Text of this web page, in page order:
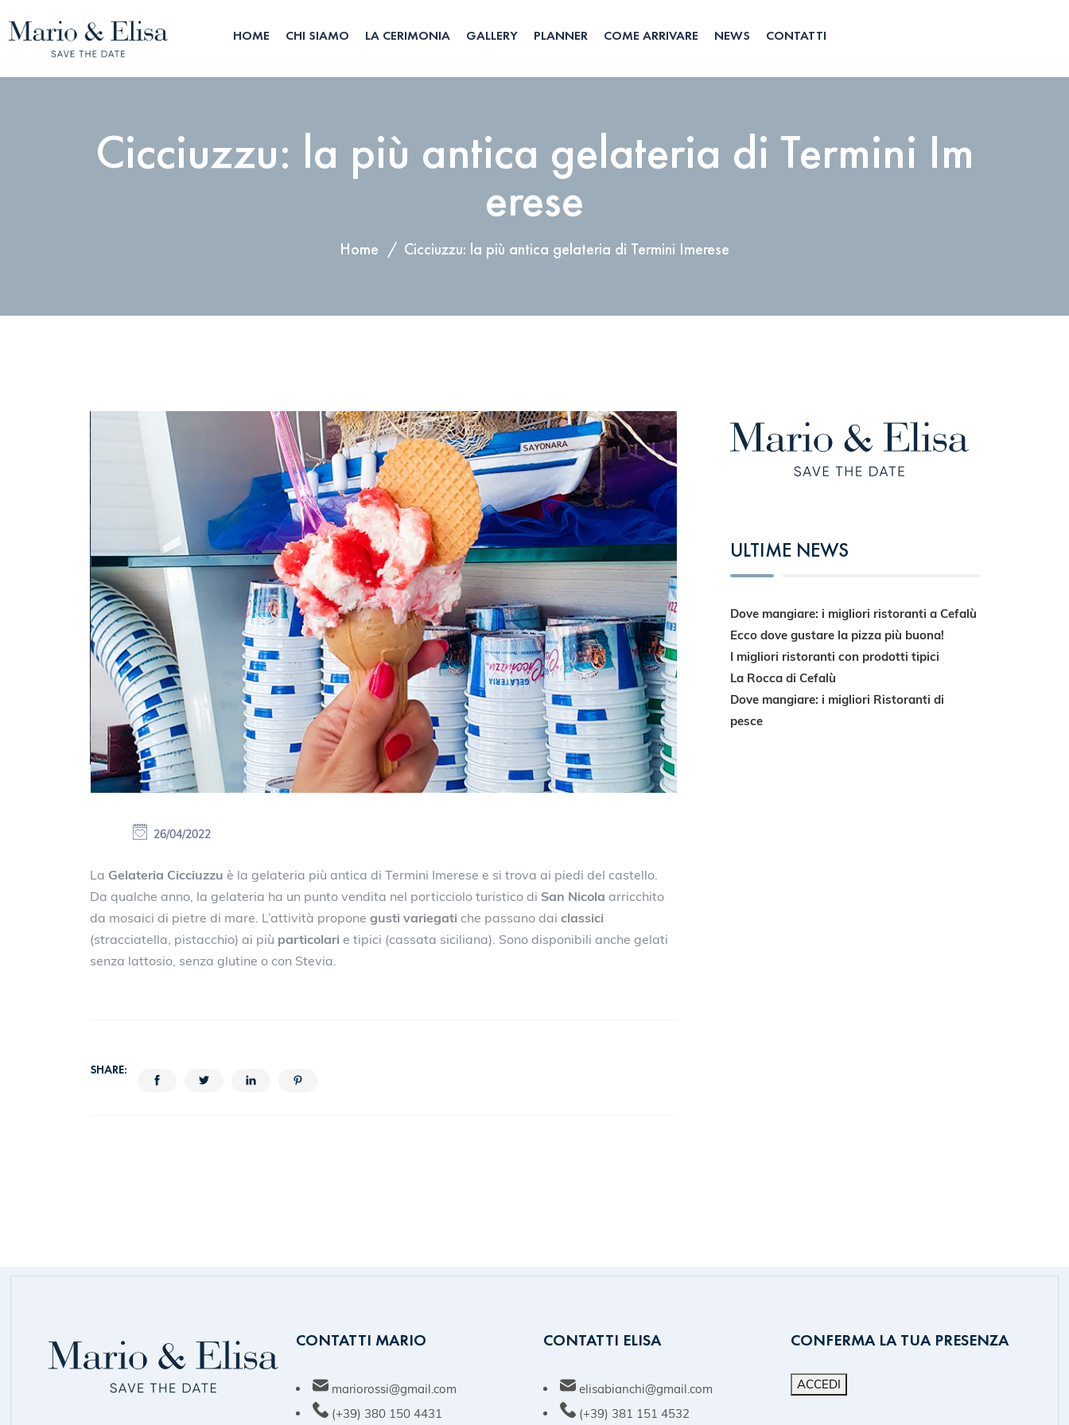
HOME CHI SIAMO LA CERIMONIA GALLERY PLANNER COME ARRIVARE NEWS CONTATTI
Cicciuzzu: la più antica gelateria di Termini Im
erese
Home Cicciuzzu: la più antica gelateria di Termini Imerese
26/04/2022
La Gelateria Cicciuzzu è la gelateria più antica di Termini Imerese e si trova ai piedi del castello.
Da qualche anno, la gelateria ha un punto vendita nel porticciolo turistico di San Nicola arricchito
da mosaici di pietre di mare. L’attività proponegusti variegati che passano daiclassici
(stracciatella, pistacchio) ai più particolari e tipici (cassata siciliana). Sono disponibili anche gelati
senza lattosio, senza glutine o con Stevia.
SHARE:
ULTIME NEWS
Dove mangiare: i migliori ristoranti a Cefalù
Ecco dove gustare la pizza più buona!
I migliori ristoranti con prodotti tipici
La Rocca di Cefalù
Dove mangiare: i migliori Ristoranti di
pesce
CONTATTI MARIO
mariorossi@gmail.com
(+39) 380 150 4431
CONTATTI ELISA
elisabianchi@gmail.com
(+39) 381 151 4532
CONFERMA LA TUA PRESENZA
ACCEDI